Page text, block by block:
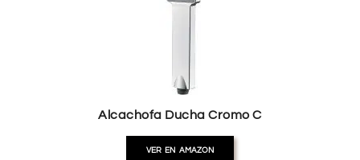
Alcachofa Ducha Cromo C
VER EN AMAZON